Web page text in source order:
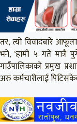
तर, त्यो विवादबारे
भने, ‘हामी ५ गते मात्रै
गाउँपालिकाको प्रमुख
अरु कर्मचारीलाई